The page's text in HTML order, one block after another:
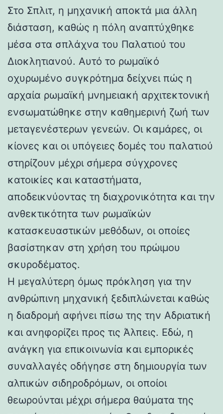
Στο Σπλιτ, η μηχανική αποκτά μια άλλη
διάσταση, καθώς η πόλη αναπτύχθηκε
μέσα στα σπλάχνα του Παλατιού του
Διοκλητιανού. Αυτό το ρωμαϊκό
οχυρωμένο συγκρότημα δείχνει πώς η
αρχαία ρωμαϊκή μνημειακή αρχιτεκτονική
ενσωματώθηκε στην καθημερινή ζωή των
μεταγενέστερων γενεών. Οι καμάρες, οι
κίονες και οι υπόγειες δομές του παλατιού
στηρίζουν μέχρι σήμερα σύγχρονες
κατοικίες και καταστήματα,
αποδεικνύοντας τη διαχρονικότητα και την
ανθεκτικότητα των ρωμαϊκών
κατασκευαστικών μεθόδων, οι οποίες
βασίστηκαν στη χρήση του πρώιμου
σκυροδέματος.
Η μεγαλύτερη όμως πρόκληση για την
ανθρώπινη μηχανική ξεδιπλώνεται καθώς
η διαδρομή αφήνει πίσω της την Αδριατική
και ανηφορίζει προς τις Άλπεις. Εδώ, η
ανάγκη για επικοινωνία και εμπορικές
συναλλαγές οδήγησε στη δημιουργία των
αλπικών σιδηροδρόμων, οι οποίοι
θεωρούνται μέχρι σήμερα θαύματα της